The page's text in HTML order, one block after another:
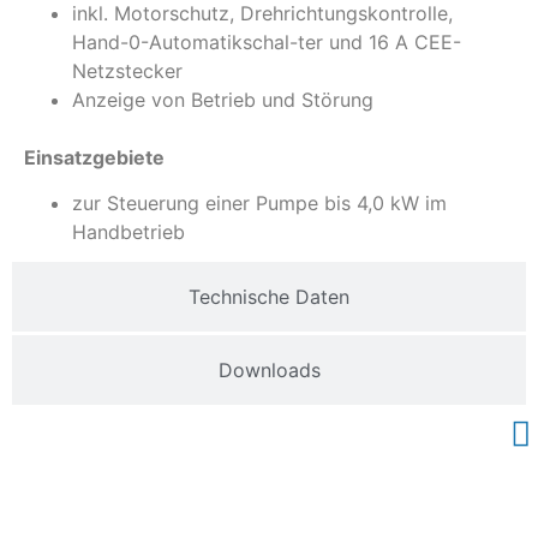
Technische Daten
Downloads
inkl. Motorschutz, Drehrichtungskontrolle,
Hand-0-Automatikschal-ter und 16 A CEE-
Netzstecker
Anzeige von Betrieb und Störung
Einsatzgebiete
zur Steuerung einer Pumpe bis 4,0 kW im
Handbetrieb